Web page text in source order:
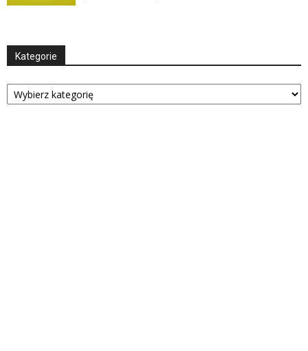
Kategorie
Kategorie